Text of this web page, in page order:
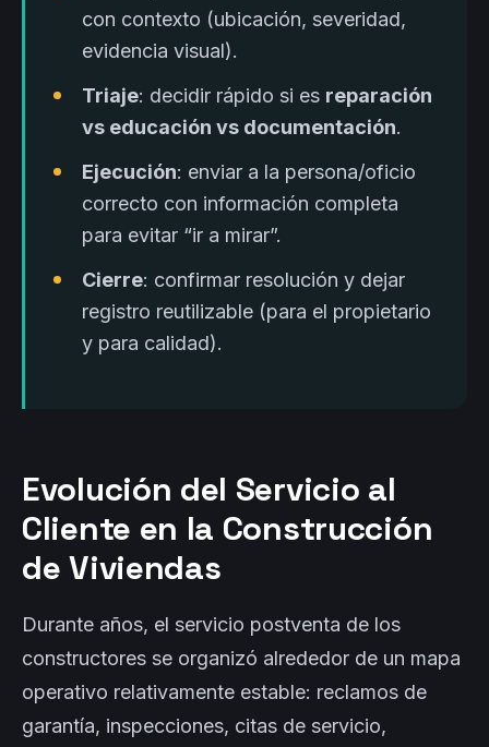
con contexto (ubicación, severidad,
evidencia visual).
Triaje: decidir rápido si es reparación
vs educación vs documentación.
Ejecución: enviar a la persona/oficio
correcto con información completa
para evitar “ir a mirar”.
Cierre: confirmar resolución y dejar
registro reutilizable (para el propietario
y para calidad).
Evolución del Servicio al
Cliente en la Construcción
de Viviendas
Durante años, el servicio postventa de los
constructores se organizó alrededor de un mapa
operativo relativamente estable: reclamos de
garantía, inspecciones, citas de servicio,